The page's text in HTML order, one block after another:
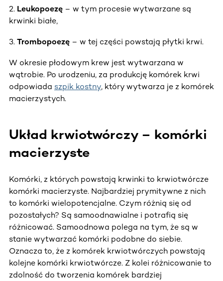
2. Leukopoezę – w tym procesie wytwarzane są
krwinki białe,
3. Trombopoezę – w tej części powstają płytki krwi.
W okresie płodowym krew jest wytwarzana w
wątrobie. Po urodzeniu, za produkcję komórek krwi
odpowiada szpik kostny, który wytwarza je z komórek
macierzystych.
Układ krwiotwórczy – komórki
macierzyste
Komórki, z których powstają krwinki to krwiotwórcze
komórki macierzyste. Najbardziej prymitywne z nich
to komórki wielopotencjalne. Czym różnią się od
pozostałych? Są samoodnawialne i potrafią się
różnicować. Samoodnowa polega na tym, że są w
stanie wytwarzać komórki podobne do siebie.
Oznacza to, że z komórek krwiotwórczych powstają
kolejne komórki krwiotwórcze. Z kolei różnicowanie to
zdolność do tworzenia komórek bardziej